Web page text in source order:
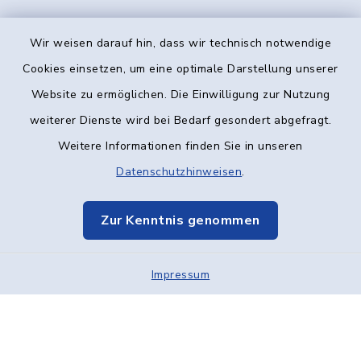
Wir weisen darauf hin, dass wir technisch notwendige
Cookies einsetzen, um eine optimale Darstellung unserer
Website zu ermöglichen. Die Einwilligung zur Nutzung
weiterer Dienste wird bei Bedarf gesondert abgefragt.
Weitere Informationen finden Sie in unseren
Datenschutzhinweisen.
Zur Kenntnis genommen
Impressum
Kontakt
Datenschutz
Elektronische Kommunikation
Sitemap